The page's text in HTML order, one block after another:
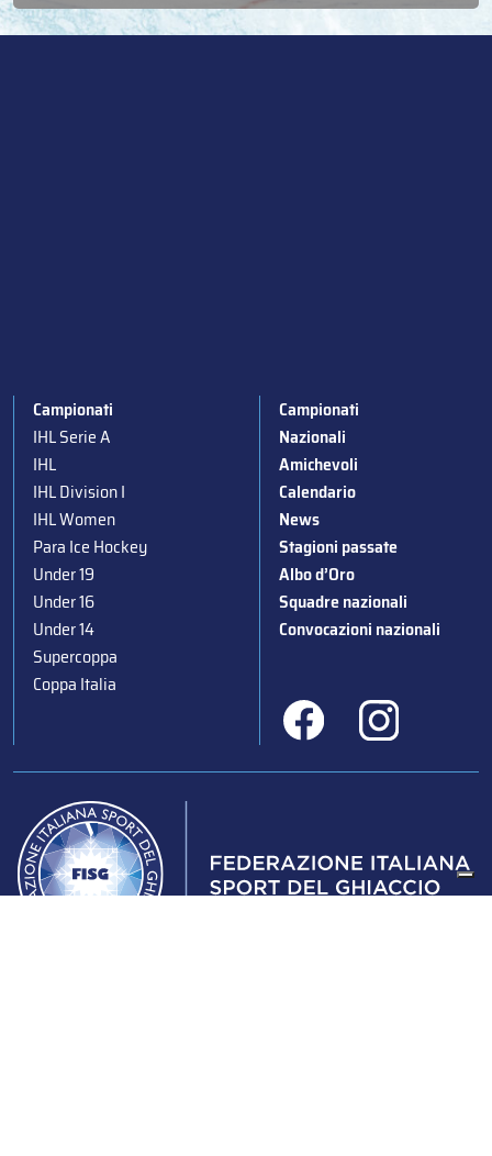
Campionati
IHL Serie A
IHL
IHL Division I
IHL Women
Para Ice Hockey
Under 19
Under 16
Under 14
Supercoppa
Coppa Italia
Campionati
Nazionali
Amichevoli
Calendario
News
Stagioni passate
Albo d’Oro
Squadre nazionali
Convocazioni nazionali